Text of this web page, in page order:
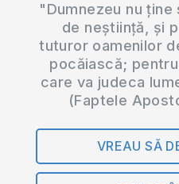
"Dumnezeu nu
de neștiință, și
tuturor oamenilor
pocăiască;
care va judeca
(Faptele
VREAU SĂ